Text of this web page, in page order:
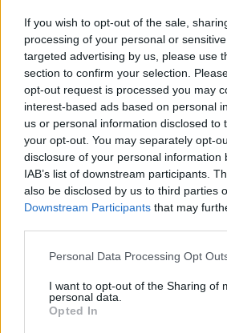
If you wish to opt-out of the sale,
processing of your personal or
targeted advertising by us, please use
section to confirm your selection.
opt-out request is processed you may
interest-based ads based on personal
us or personal information disclosed to
your opt-out. You may separately opt-
disclosure of your personal information
IAB’s list of downstream participants.
also be disclosed by us to third parties
Downstream Participants that may
Please note that this website/app uses
not limited to your visit or usage
grant or deny consent to Google and
use your data for below specified
Personal Data Processing Opt
I want to opt-out of the Sharing of
personal data.
Opted In
a képek kiszínezve, a sztori nem:
Brazília 3-1
Albert Flórián pályafutása
Ferencváros Üllői úti
mindennapjait. Jóban-rosszban
mellett. Még azt a megaláztatást
2008-ban az FTC zrt. angol
húzatott a székházban, hogy ne
futballklub és a többi szakosztály
bácsi csak kerülővel tudott
A falat 2011 áprilisában
visszavásárolta a labdarúgó-
vezérigazgató bontotta le a falat,
Albert Flórián lépett át elsőként.